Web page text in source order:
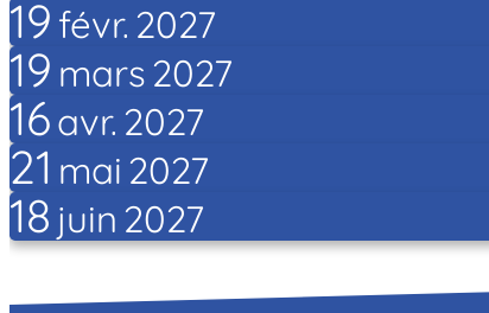
19 févr. 2027
19 mars 2027
16avr. 2027
21 mai 2027
18 juin 2027